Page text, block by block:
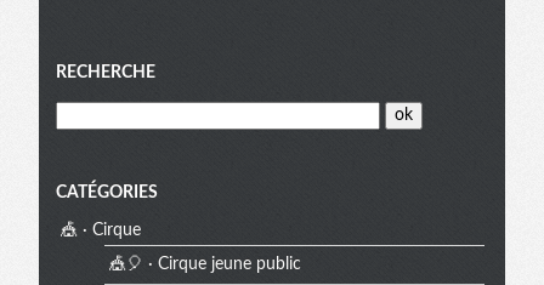
Menu
RECHERCHE
CATÉGORIES
🎪 · Cirque
🎪🎈 · Cirque jeune public